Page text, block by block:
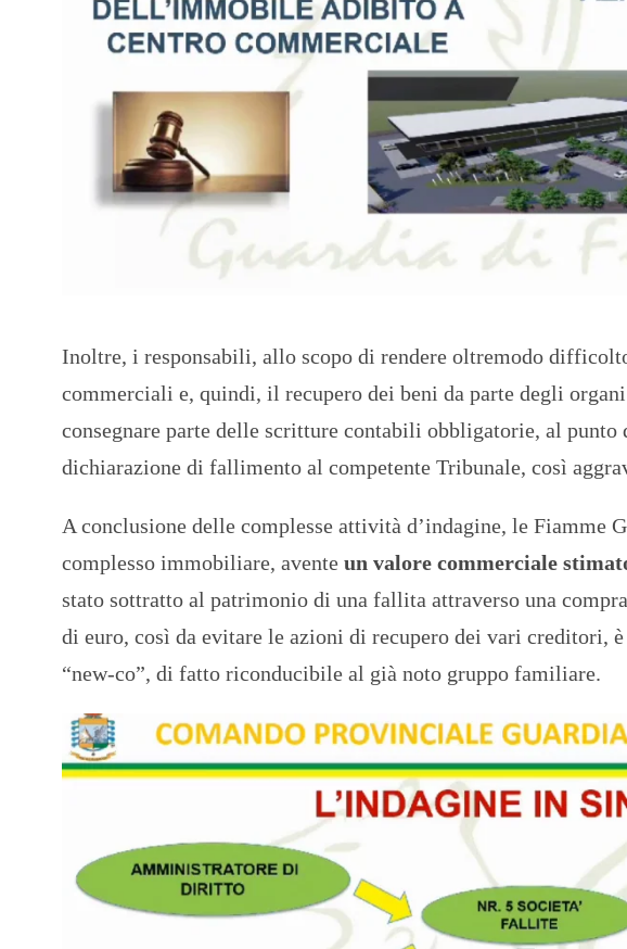
Inoltre, i responsabili, allo scopo di rendere oltremodo
commerciali e, quindi, il recupero dei beni da parte degli
consegnare parte delle scritture contabili obbligatorie, al punto
dichiarazione di fallimento al competente Tribunale, così
A conclusione delle complesse attività d’indagine, le Fiamme
complesso immobiliare, avente un valore commerciale
stato sottratto al patrimonio di una fallita attraverso una
di euro, così da evitare le azioni di recupero dei vari creditori,
“new-co”, di fatto riconducibile al già noto gruppo familiare.